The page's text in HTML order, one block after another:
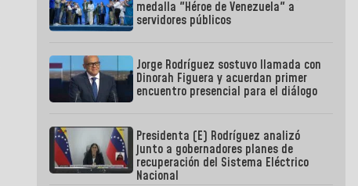
medalla "Héroe de Venezuela" a
servidores públicos
Jorge Rodríguez sostuvo llamada con
Dinorah Figuera y acuerdan primer
encuentro presencial para el diálogo
Presidenta (E) Rodríguez analizó
junto a gobernadores planes de
recuperación del Sistema Eléctrico
Nacional